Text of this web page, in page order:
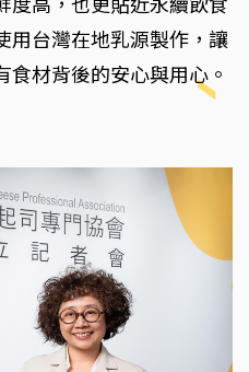
用台灣在地乳源製作，讓
材背後的安心與用心。